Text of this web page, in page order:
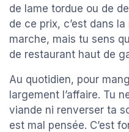
de lame tordue ou de
de ce prix, c’est dans
marche, mais tu sens
de restaurant haut de
Au quotidien, pour
largement l’affaire. Tu
viande ni renverser ta
est mal pensée. C’est